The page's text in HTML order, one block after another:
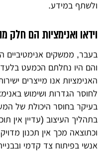
ולשתף במידע.
וידאו ואנימציות הם חלק
בעבר, ממשקים אנימטיביים
והם היו נחלתם הכמעט
האנימציות אנו מייצרים
לחוסר הגדרות ושימוש
בעיקר בחוסר היכולת של
בתהליך העיצוב (עדיין אין
וכתוצאה מכך אין תכנון
אנשי בפיתוח צד קדמי